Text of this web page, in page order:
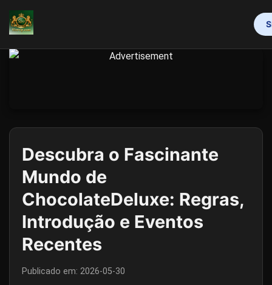
INÍCIO
CONTATE-NOS
REPORTAGENS DA MÍDIA
Descubra o Fascinante
Mundo de
ChocolateDeluxe: Regras,
Introdução e Eventos
Recentes
Publicado em: 2026-05-30